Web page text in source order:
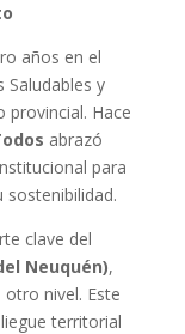
años en el
Saludables y
provincial. Hace
abrazó
para
sostenibilidad.
clave del
Neuquén),
nivel. Este
territorial